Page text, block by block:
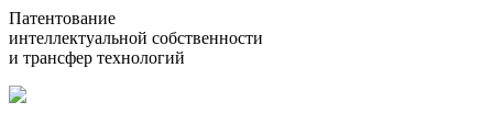
Патентование
интеллектуальной собственности
и трансфер технологий